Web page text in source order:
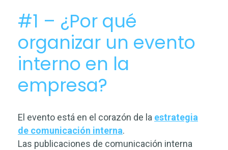
#1 – ¿Por qué
organizar un evento
interno en la
empresa?
El evento está en el corazón de la estrategia
de comunicación interna.
Las publicaciones de comunicación interna